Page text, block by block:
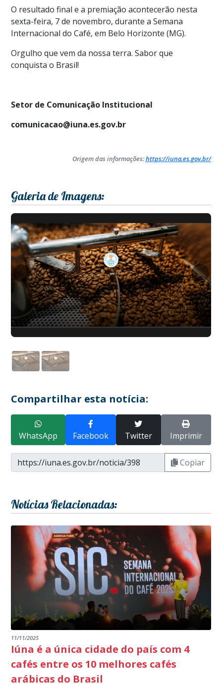
O resultado final e a premiação acontecerão nesta
sexta-feira, 7 de novembro, durante a Semana
Internacional do Café, em Belo Horizonte (MG).
Orgulho que vem da nossa terra. Sabor que
conquista o Brasil!
Setor de Comunicação Institucional
comunicacao@iuna.es.gov.br
Origem das informações:https://iuna.es.gov.br/
Galeria de Imagens:
Compartilhar esta notícia:
WhatsApp Facebook Twitter Imprimir
Copiar
Notícias Relacionadas:
11/11/2025
Iúna é a única cidade do país com 4
cafés entre os 10 melhores cafés
arábicas do Brasil